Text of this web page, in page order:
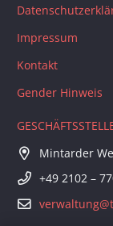
Impressum
Kontakt
Gender Hinweis
Mintarder
+49 2102 –